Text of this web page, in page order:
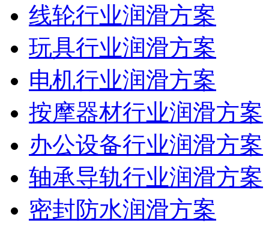
线轮行业润滑方案
玩具行业润滑方案
电机行业润滑方案
按摩器材行业润滑方案
办公设备行业润滑方案
轴承导轨行业润滑方案
密封防水润滑方案